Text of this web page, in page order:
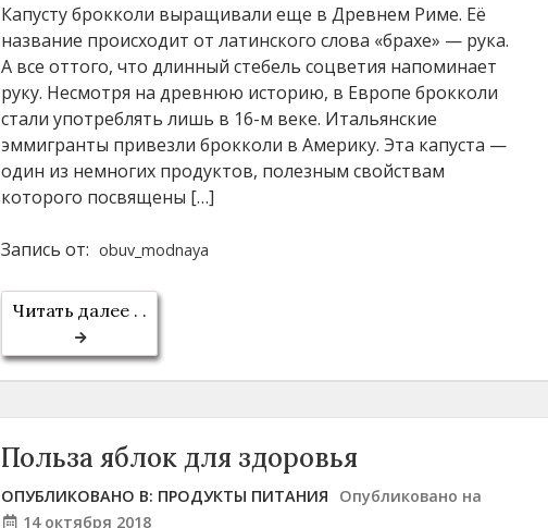
Капусту брокколи выращивали еще в Древнем Риме. Её
название происходит от латинского слова «брахе» — рука.
А все оттого, что длинный стебель соцветия напоминает
руку. Несмотря на древнюю историю, в Европе брокколи
стали употреблять лишь в 16-м веке. Итальянские
эммигранты привезли брокколи в Америку. Эта капуста —
один из немногих продуктов, полезным свойствам
которого посвящены […]
Запись от: obuv_modnaya
Читать далее . .
Польза яблок для здоровья
ОПУБЛИКОВАНО В: ПРОДУКТЫ ПИТАНИЯ
Опубликовано на
14 октября 2018